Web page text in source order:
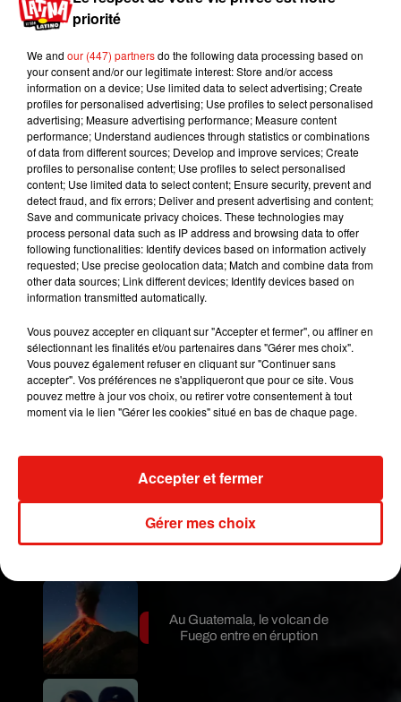
Publié : 29 juin 2018 à 16h00 par Aurélie Amcn
toute autre posture.
de sortie de « Glass » : le 18 janvier 2019.La
bande-annonce ne devrait donc plus tarder...
But if you need your#GlassMoviefix before July
20th, here’s the world premiere of our teaser
poster.pic.twitter.com/HsMa0bzR7N
— M. Night Shyamalan (@MNightShyamalan)
29 juin 2018
Mundo Latino
de Fuego est terminée
Le fourmilier géant fait son retour
son nouvel album… avec des
invités...
Au Guatemala, le volcan de
Fuego entre en éruption
priorité
We and our (447) partnersdo the following data processing based on
your consent and/or our legitimate interest: Store and/or access
information on a device; Use limited data to select advertising; Create
profiles for personalised advertising; Use profiles to select personalised
advertising; Measure advertising performance; Measure content
performance; Understand audiences through statistics or combinations
of data from different sources; Develop and improve services; Create
profiles to personalise content; Use profiles to select personalised
content; Use limited data to select content; Ensure security, prevent and
detect fraud, and fix errors; Deliver and present advertising and content;
Save and communicate privacy choices. These technologies may
process personal data such as IP address and browsing data to offer
following functionalities: Identify devices based on information actively
requested; Use precise geolocation data; Match and combine data from
other data sources; Link different devices; Identify devices based on
information transmitted automatically.
Vous pouvez accepter en cliquant sur "Accepter et fermer", ou affiner en
sélectionnant les finalités et/ou partenaires dans "Gérer mes choix".
Vous pouvez également refuser en cliquant sur "Continuer sans
accepter". Vos préférences ne s'appliqueront que pour ce site. Vous
pouvez mettre à jour vos choix, ou retirer votre consentement à tout
moment via le lien "Gérer les cookies" situé en bas de chaque page.
Gérer mes choix
Accepter et fermer